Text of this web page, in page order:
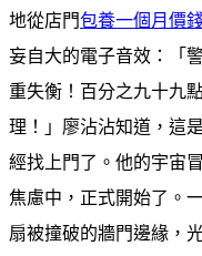
地從店門包養一個月價
妄自大的電子音效：「
重失衡！百分之九十九
理！」廖沾沾知道，這
經找上門了。他的宇宙
焦慮中，正式開始了。
扇被撞破的牆門邊緣，